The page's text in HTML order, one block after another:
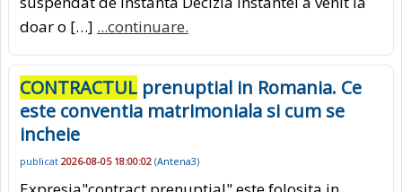
doar o […] ...continuare.
CONTRACTUL prenuptial in Romania. Ce
este conventia matrimoniala si cum se
incheie
publicat 2026-08-05 18:00:02 (Antena3)